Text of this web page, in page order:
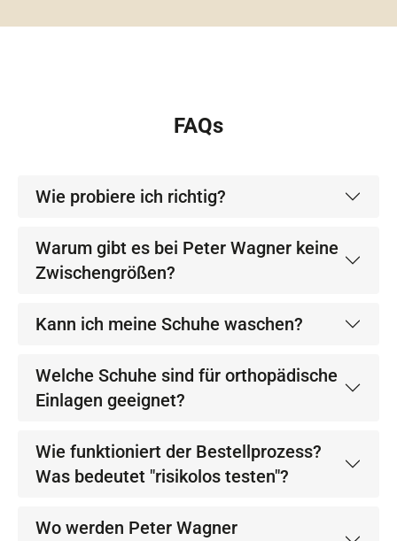
FAQs
Wie probiere ich richtig?
Warum gibt es bei Peter Wagner keine
Zwischengrößen?
Kann ich meine Schuhe waschen?
Welche Schuhe sind für orthopädische
Einlagen geeignet?
Wie funktioniert der Bestellprozess?
Was bedeutet "risikolos testen"?
Wo werden Peter Wagner